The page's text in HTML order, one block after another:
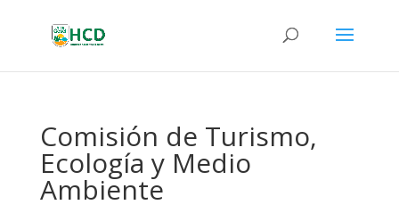
Comisión de Turismo,
Ecología y Medio
Ambiente